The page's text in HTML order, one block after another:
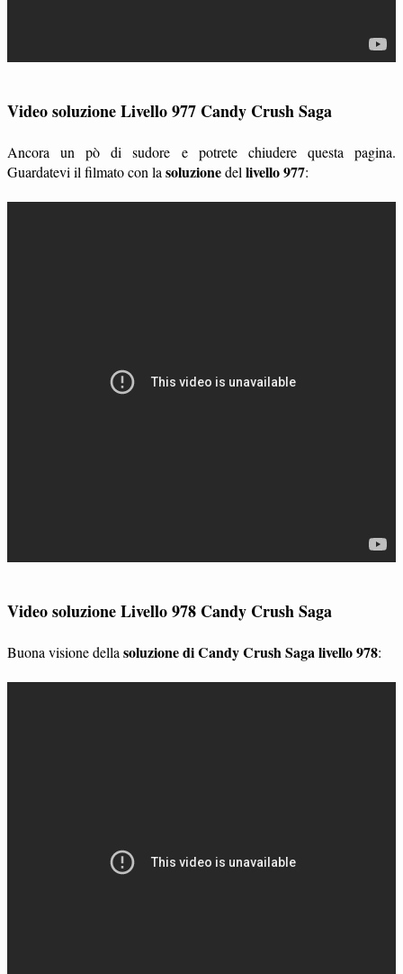
Video soluzione Livello 977 Candy Crush Saga
Ancora un pò di sudore e potrete chiudere questa pagina.
Guardatevi il filmato con la soluzionedel livello 977:
Video soluzione Livello 978 Candy Crush Saga
Buona visione della soluzione di Candy Crush Saga livello 978: